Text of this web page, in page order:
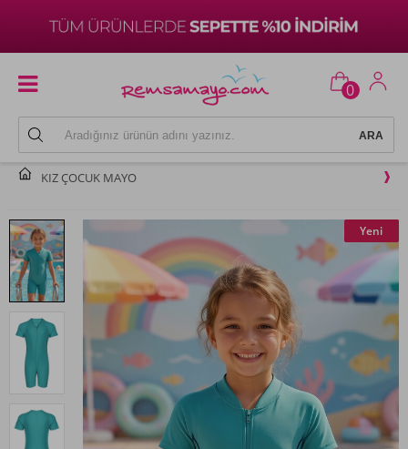
0
KIZ ÇOCUK MAYO
Yeni